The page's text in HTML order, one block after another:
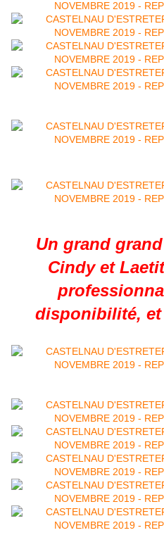
Un grand
Cindy et
disponibilité,